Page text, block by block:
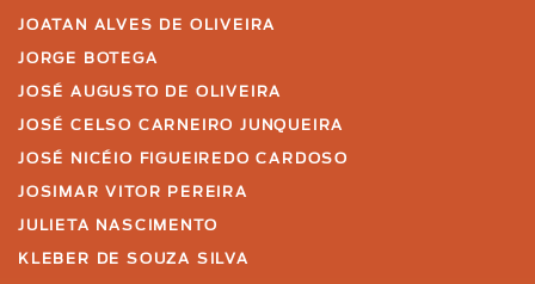
JOATAN ALVES DE OLIVEIRA
JORGE BOTEGA
JOSÉ AUGUSTO DE OLIVEIRA
JOSÉ CELSO CARNEIRO JUNQUEIRA
JOSÉ NICÉIO FIGUEIREDO CARDOSO
JOSIMAR VITOR PEREIRA
JULIETA NASCIMENTO
KLEBER DE SOUZA SILVA